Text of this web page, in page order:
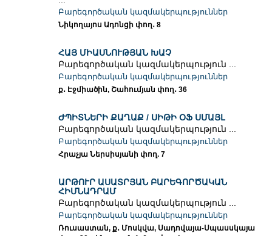
Բարեգործական կազմակերպություններ
Նիկողայոս Ադոնցի փող․ 8
ՀԱՅ ՄԻԱՍՆՈՒԹՅԱՆ ԽԱՉ
Բարեգործական կազմակերպություն ...
Բարեգործական կազմակերպություններ
ք․ Էջմիածին, Շահումյան փող․ 36
ԺՊԻՏՆԵՐԻ ՔԱՂԱՔ / ՍԻԹԻ ՕՖ ՍՄԱՅԼ
Բարեգործական կազմակերպություն ...
Բարեգործական կազմակերպություններ
Հրաչյա Ներսիսյանի փող. 7
ԱՐԹՈՒՐ ԱՍԱՏՐՅԱՆ ԲԱՐԵԳՈՐԾԱԿԱՆ
ՀԻՄՆԱԴՐԱՄ
Բարեգործական կազմակերպություն ...
Բարեգործական կազմակերպություններ
Ռուսաստան, ք․ Մոսկվա, Սադովայա-Սպասսկայա